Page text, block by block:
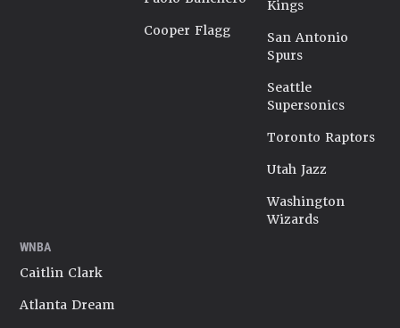
Cooper Flagg
Kings
San Antonio
Spurs
Seattle
Supersonics
Toronto Raptors
Utah Jazz
Washington
Wizards
WNBA
Caitlin Clark
Atlanta Dream